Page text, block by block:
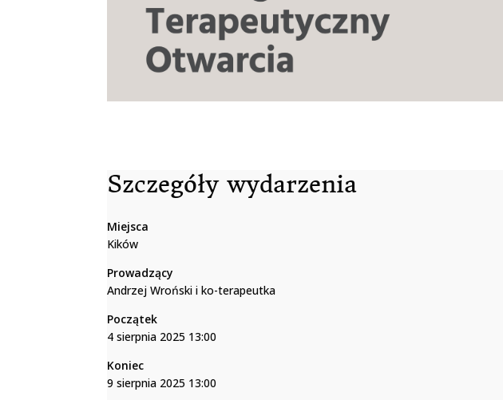
Szczegóły wydarzenia
Miejsca
Kików
Prowadzący
Andrzej Wroński i ko-terapeutka
Początek
4 sierpnia 2025 13:00
Koniec
9 sierpnia 2025 13:00